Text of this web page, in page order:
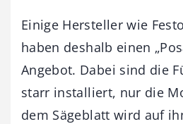
Einige Hersteller wie
haben deshalb einen
Angebot. Dabei sind die
starr installiert, nur die
dem Sägeblatt wird auf